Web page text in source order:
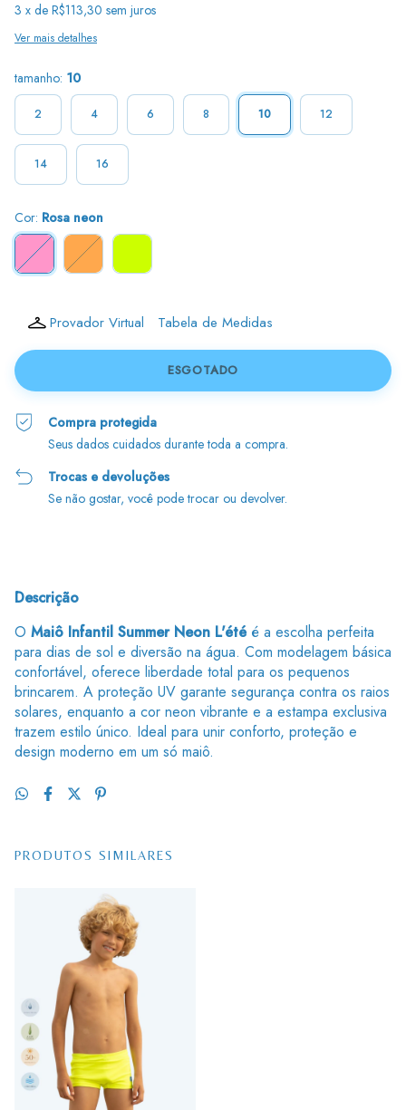
3 x de R$113,30 sem juros
Ver mais detalhes
tamanho: 10
2 4 6 8 10 12
14 16
Cor: Rosa neon
Provador Virtual Tabela de Medidas
Compra protegida
Seus dados cuidados durante toda a compra.
Trocas e devoluções
Se não gostar, você pode trocar ou devolver.
Descrição
O Maiô Infantil Summer Neon L'étéé a escolha perfeita
para dias de sol e diversão na água. Com modelagem básica
confortável, oferece liberdade total para os pequenos
brincarem. A proteção UV garante segurança contra os raios
solares, enquanto a cor neon vibrante e a estampa exclusiva
trazem estilo único. Ideal para unir conforto, proteção e
design moderno em um só maiô.
PRODUTOS SIMILARES